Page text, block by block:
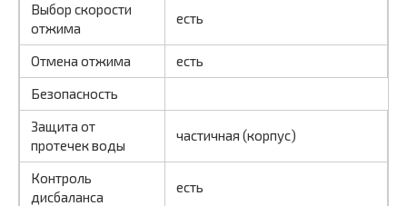
Выбор скорости
отжима
есть
Отмена отжима
есть
Безопасность
Защита от
протечек воды
частичная (корпус)
Контроль
дисбаланса
есть